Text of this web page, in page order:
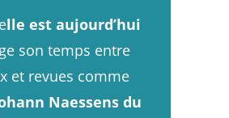
lle est aujourd’hui
son temps entre
et revues comme
Naessens du